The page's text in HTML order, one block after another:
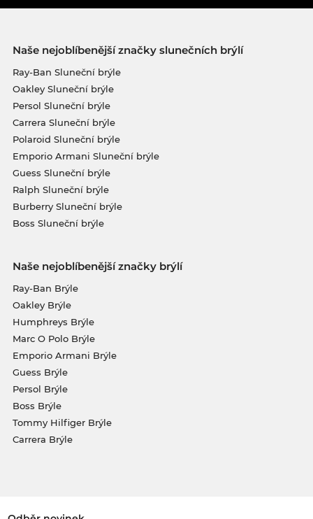
Naše nejoblíbenější značky slunečních brýlí
Ray-Ban Sluneční brýle
Oakley Sluneční brýle
Persol Sluneční brýle
Carrera Sluneční brýle
Polaroid Sluneční brýle
Emporio Armani Sluneční brýle
Guess Sluneční brýle
Ralph Sluneční brýle
Burberry Sluneční brýle
Boss Sluneční brýle
Naše nejoblíbenější značky brýlí
Ray-Ban Brýle
Oakley Brýle
Humphreys Brýle
Marc O Polo Brýle
Emporio Armani Brýle
Guess Brýle
Persol Brýle
Boss Brýle
Tommy Hilfiger Brýle
Carrera Brýle